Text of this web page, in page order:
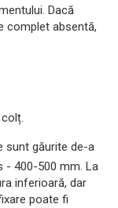
Dacă
complet absentă,
sunt găurite de-a
- 400-500 mm. La
inferioară, dar
poate fi